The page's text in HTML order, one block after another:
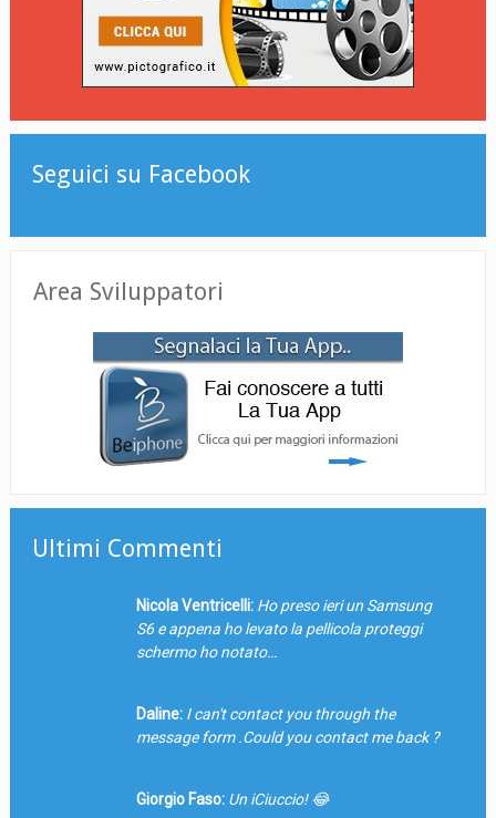
Seguici su Facebook
Area Sviluppatori
Ultimi Commenti
Nicola Ventricelli: Ho preso ieri un Samsung
S6 e appena ho levato la pellicola proteggi
schermo ho notato…
Daline: I can't contact you through the
message form .Could you contact me back ?
Giorgio Faso: Un iCiuccio! 😂